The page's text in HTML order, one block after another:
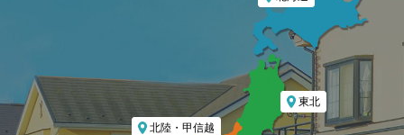
東北
北陸・甲信越